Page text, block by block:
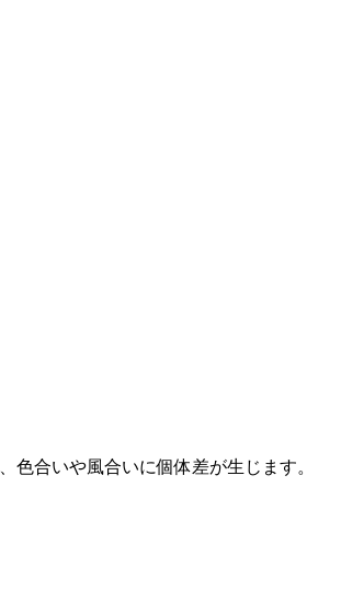
色合いや風合いに個体差が生じます。